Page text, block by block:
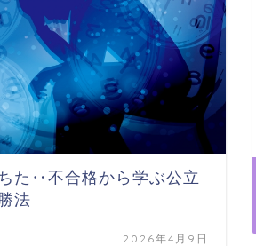
た‥不合格から学ぶ公立
法
2026年4月9日